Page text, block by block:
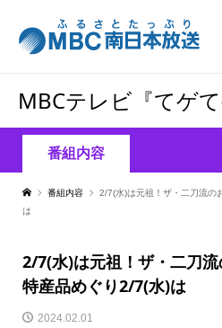
MBCテレビ『てゲて
番組内容
番組内容
2/7(水)は元祖！ザ・二刀流の
は
2/7(水)は元祖！ザ・二刀
特産品めぐり2/7(水)は
2024.02.01